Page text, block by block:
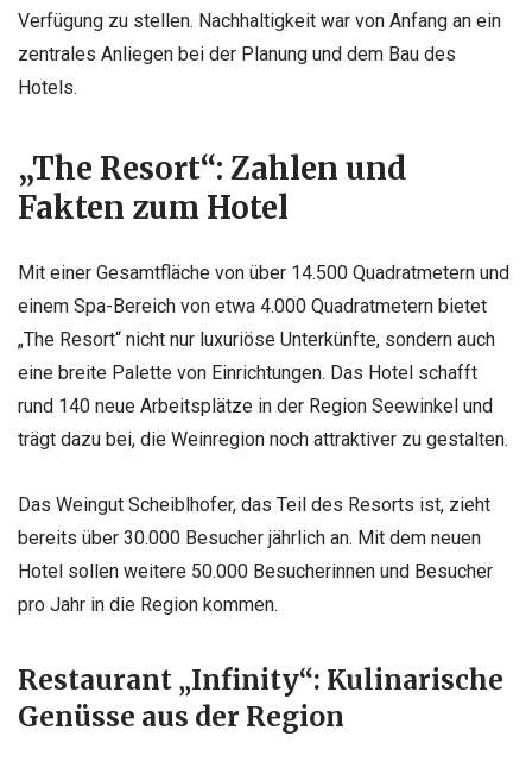
Verfügung zu stellen. Nachhaltigkeit war von Anfang an ein
zentrales Anliegen bei der Planung und dem Bau des
Hotels.
„The Resort“: Zahlen und
Fakten zum Hotel
Mit einer Gesamtfläche von über 14.500 Quadratmetern und
einem Spa-Bereich von etwa 4.000 Quadratmetern bietet
„The Resort“ nicht nur luxuriöse Unterkünfte, sondern auch
eine breite Palette von Einrichtungen. Das Hotel schafft
rund 140 neue Arbeitsplätze in der Region Seewinkel und
trägt dazu bei, die Weinregion noch attraktiver zu gestalten.
Das Weingut Scheiblhofer, das Teil des Resorts ist, zieht
bereits über 30.000 Besucher jährlich an. Mit dem neuen
Hotel sollen weitere 50.000 Besucherinnen und Besucher
pro Jahr in die Region kommen.
Restaurant „Infinity“: Kulinarische
Genüsse aus der Region